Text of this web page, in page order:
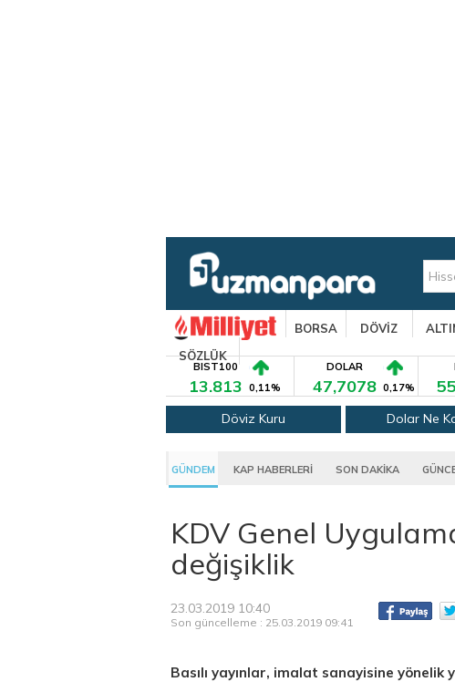
BORSA DÖVİZ
SÖZLÜK
BIST100
13.813 0,11%
DOLAR
47,7078 0,17%
Döviz Kuru Dolar Ne
GÜNDEM KAP HABERLERİ SON DAKİKA
KDV Genel
değişiklik
23.03.2019 10:40
Son güncelleme : 25.03.2019 09:41
Basılı yayınlar, imalat sanayisine yönelik